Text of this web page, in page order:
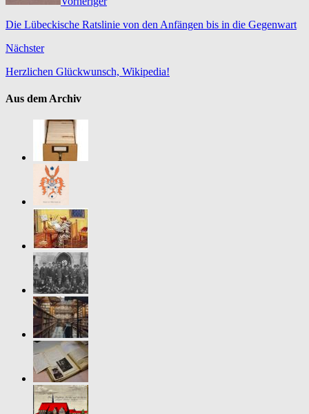
Die Lübeckische Ratslinie von den Anfängen bis in die Gegenwart
Nächster
Herzlichen Glückwunsch, Wikipedia!
Aus dem Archiv